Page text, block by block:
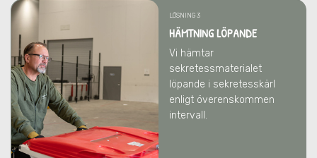
LÖSNING 3
HÄMTNING LÖPANDE
Vi hämtar
sekretessmaterialet
löpande i sekretesskärl
enligt överenskommen
intervall.